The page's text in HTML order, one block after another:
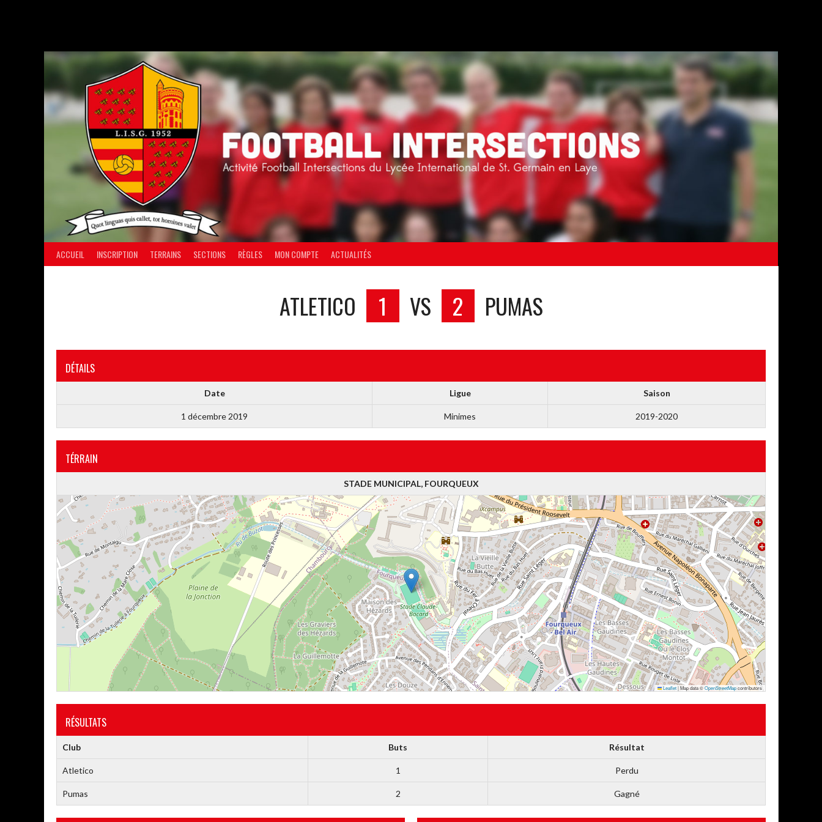
ACCUEIL INSCRIPTION TERRAINS SECTIONS RÈGLES MON COMPTE ACTUALITÉS
ATLETICO 1 VS 2 PUMAS
DÉTAILS
Date Ligue Saison
1 décembre 2019 Minimes 2019-2020
TÉRRAIN
STADE MUNICIPAL, FOURQUEUX
Leaflet|Map data ©OpenStreetMapcontributors
RÉSULTATS
Club Buts Résultat
Atletico 1 Perdu
Pumas 2 Gagné